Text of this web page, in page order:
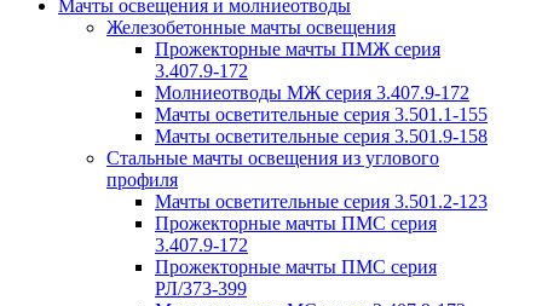
Мачты освещения и молниеотводы
Железобетонные мачты освещения
Прожекторные мачты ПМЖ серия
3.407.9-172
Молниеотводы МЖ серия 3.407.9-172
Мачты осветительные серия 3.501.1-155
Мачты осветительные серия 3.501.9-158
Стальные мачты освещения из углового
профиля
Мачты осветительные серия 3.501.2-123
Прожекторные мачты ПМС серия
3.407.9-172
Прожекторные мачты ПМС серия
РЛ/373-399